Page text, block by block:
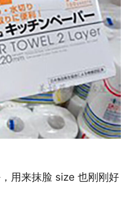
用来抹脸 size 也刚刚好